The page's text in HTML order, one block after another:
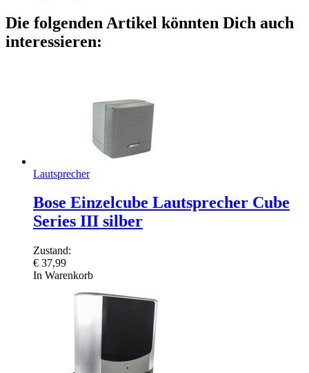
Die folgenden Artikel könnten Dich auch
interessieren:
Lautsprecher
Bose Einzelcube Lautsprecher Cube
Series III silber
Zustand:
€ 37,99
In Warenkorb